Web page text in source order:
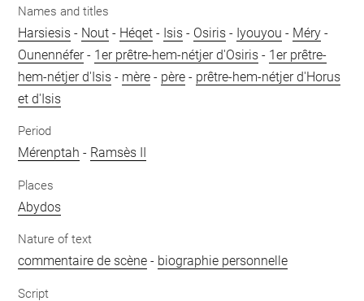
Names and titles
Harsiesis - Nout - Héqet - Isis - Osiris - Iyouyou - Méry -
Ounennéfer- 1er prêtre-hem-nétjer d'Osiris - 1er prêtre-
hem-nétjer d'Isis - mère - père - prêtre-hem-nétjer d'Horus
et d'Isis
Period
Mérenptah - Ramsès II
Places
Abydos
Nature of text
commentaire de scène - biographie personnelle
Script